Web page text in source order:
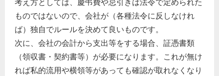
考え方としては、慶弔費や忌引きは法令で定められた
ものではないので、会社が（各種法令に反しなけれ
ば）独自でルールを決めて良いものです。
次に、会社の会計から支出等をする場合、証憑書類
（領収書・契約書等）が必要になります。これが無け
れば私的流用や横領等があっても確認が取れなくなり